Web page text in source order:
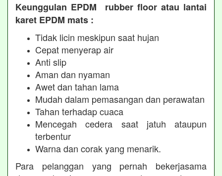
Keunggulan EPDM rubber floor atau lantai
karet EPDM mats :
Tidak licin meskipun saat hujan
Cepat menyerap air
Anti slip
Aman dan nyaman
Awet dan tahan lama
Mudah dalam pemasangan dan perawatan
Tahan terhadap cuaca
Mencegah cedera saat jatuh ataupun
terbentur
Warna dan corak yang menarik.
Para pelanggan yang pernah bekerjasama